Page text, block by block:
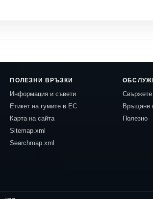
ПОЛЕЗНИ ВРЪЗКИ
Информация и съвети
Етикет на гумите в ЕС
Карта на сайта
Sitemap.xml
Searchmap.xml
Свържете
Връщане
Полезно